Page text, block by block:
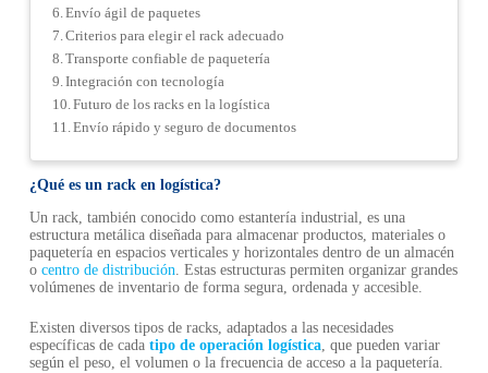
Envío ágil de paquetes
Criterios para elegir el rack adecuado
Transporte confiable de paquetería
Integración con tecnología
Futuro de los racks en la logística
Envío rápido y seguro de documentos
¿Qué es un rack en logística?
Un rack, también conocido como estantería industrial, es una
estructura metálica diseñada para almacenar productos, materiales o
paquetería en espacios verticales y horizontales dentro de un almacén
o centro de distribución. Estas estructuras permiten organizar grandes
volúmenes de inventario de forma segura, ordenada y accesible.
Existen diversos tipos de racks, adaptados a las necesidades
específicas de cada tipo de operación logística, que pueden variar
según el peso, el volumen o la frecuencia de acceso a la paquetería.